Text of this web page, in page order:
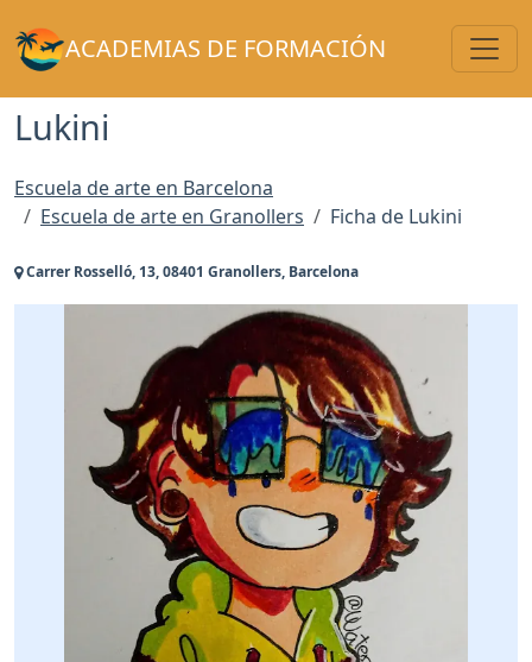
ACADEMIAS DE FORMACIÓN
Lukini
Escuela de arte en Barcelona
Escuela de arte en Granollers
Ficha de Lukini
Carrer Rosselló, 13, 08401 Granollers, Barcelona